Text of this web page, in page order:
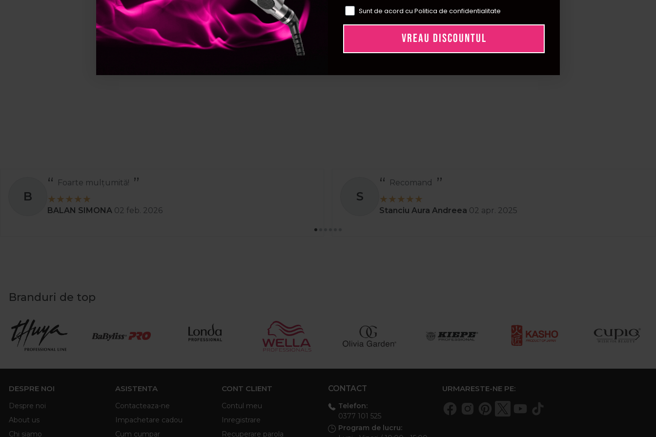
sunt disponibile gulere profesionale de la NishMan, Rovra si Cupio.
3. Care sunt avantajele prosoapelor de unica folosinta pentru salon?
Prosoapele din hartie de unica folosinta sunt practice, igienice si elimina necesitatea spalarii si uscarii textilelor dupa fiecare
de contaminare intre clienti. In aceasta categorie se gasesc inclusiv prosoape gofrate Roial de 45 x 80 cm.
Alegerea se face in functie de tipul serviciilor oferite, frecventa programarilor si consumul zilnic al salonului. Pentru tuns sunt
recomandate gulerele de hartie si pelerinele, pentru vopsire sunt utile sorturile si servetelele pentru pete, iar pentru
procedurile care necesita stergere rapida sunt potrivite prosoapele din hartie. Verifica dimensiunea, materialul si numarul de
bucati din set pentru a alege varianta potrivita ritmului de lucru al salonului. ✂️
B
Foarte mulțumită!
BALAN SIMONA 02 feb. 2026
S
Recomand
Stanciu Aura Andreea 02 apr. 2025
Branduri de top
DESPRE NOI
Despre noi
About us
Chi siamo
ASISTENTA
Contacteaza-ne
Impachetare cadou
Cum cumpar
CONT CLIENT
Contul meu
Inregistrare
Recuperare parola
CONTACT
Telefon:
0377 101 525
Program de lucru:
URMARESTE-NE PE:
Sunt de acord cu Politica de confidentialitate
VREAU DISCOUNTUL